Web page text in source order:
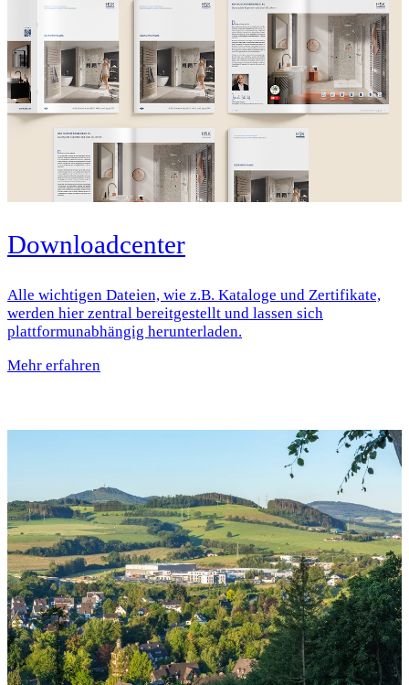
Downloadcenter
Alle wichtigen Dateien, wie z.B. Kataloge und Zertifikate,
werden hier zentral bereitgestellt und lassen sich
plattformunabhängig herunterladen.
Mehr erfahren